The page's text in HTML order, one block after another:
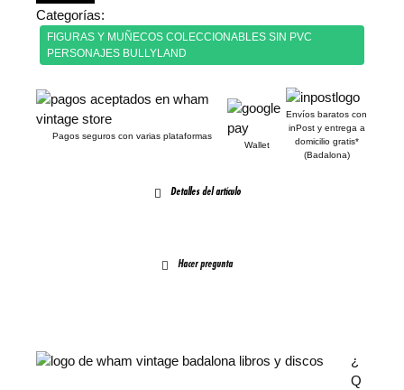
Categorías:
FIGURAS Y MUÑECOS COLECCIONABLES SIN PVC
PERSONAJES BULLYLAND
Pagos seguros con varias plataformas
Wallet
Envíos baratos con
inPost y entrega a
domicilio gratis*
(Badalona)
Detalles del artículo
Hacer pregunta
¿
Q